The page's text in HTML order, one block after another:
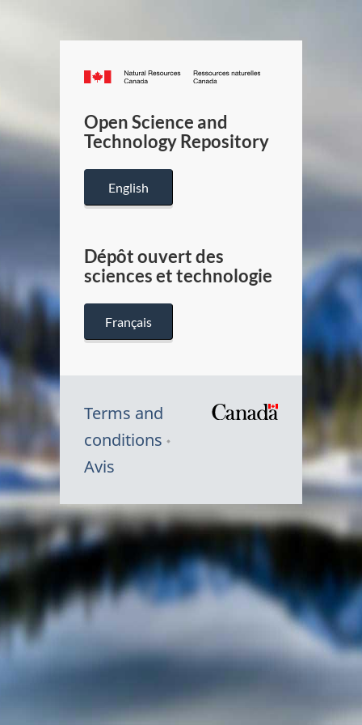
Canada.ca
/
Canada
Open Science and
Technology Repository
English
Dépôt ouvert des
sciences et technologie
Français
Terms and
conditions
Avis
Symbole
du
Canada